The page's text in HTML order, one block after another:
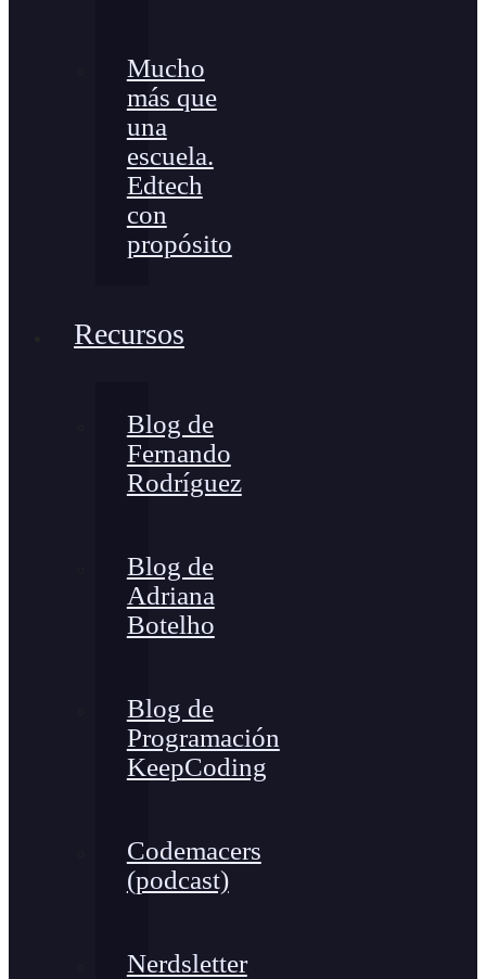
Mucho
más que
una
escuela.
Edtech
con
propósito
Recursos
Blog de
Fernando
Rodríguez
Blog de
Adriana
Botelho
Blog de
Programación
KeepCoding
Codemacers
(podcast)
Nerdsletter